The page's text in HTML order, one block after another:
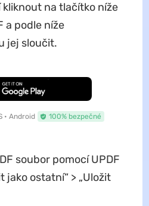
kliknout na tlačítko níže
a podle níže
jej sloučit.
stažení
• Android 100% bezpečné
soubor pomocí UPDF
jako ostatní“ > „Uložit